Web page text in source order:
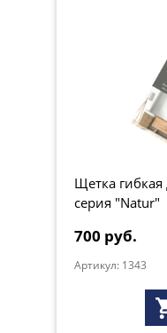
Щетка
серия "Natur"
700 руб.
Артикул: 1343